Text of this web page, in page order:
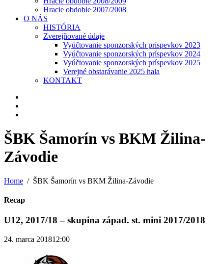
Hracie obdobie 2007/2008
O NÁS
HISTÓRIA
Zverejňované údaje
Vyúčtovanie sponzorských príspevkov 2023
Vyúčtovanie sponzorských príspevkov 2024
Vyúčtovanie sponzorských príspevkov 2025
Verejné obstarávanie 2025 hala
KONTAKT
ŠBK Šamorín vs BKM Žilina-
Závodie
Home ŠBK Šamorín vs BKM Žilina-Závodie
Recap
U12, 2017/18 – skupina západ. st. mini 2017/2018
24. marca 201812:00